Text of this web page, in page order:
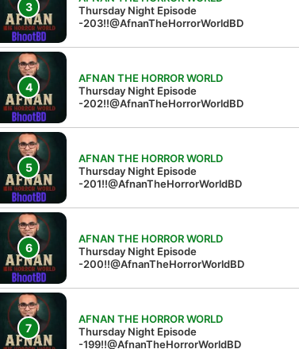
Thursday Night Episode
-203!!@AfnanTheHorrorWorldBD
AFNAN THE HORROR WORLD
Thursday Night Episode
-202!!@AfnanTheHorrorWorldBD
AFNAN THE HORROR WORLD
Thursday Night Episode
-201!!@AfnanTheHorrorWorldBD
AFNAN THE HORROR WORLD
Thursday Night Episode
-200!!@AfnanTheHorrorWorldBD
AFNAN THE HORROR WORLD
Thursday Night Episode
-199!!@AfnanTheHorrorWorldBD